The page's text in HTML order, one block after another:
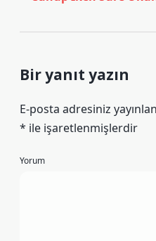
Bir yanıt yazın
E-posta adresiniz
* ile işaretlenmişlerdir
Yorum